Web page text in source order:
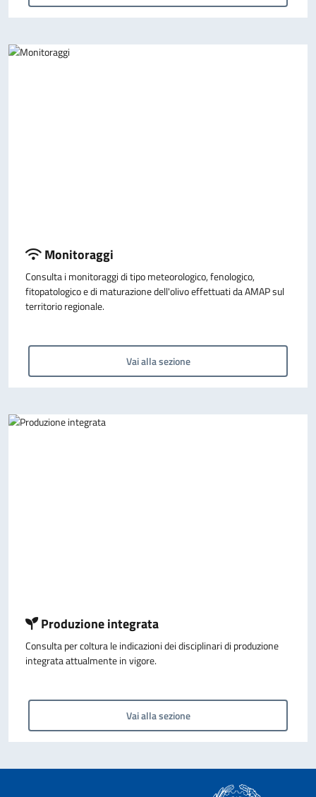
Monitoraggi
Consulta i monitoraggi di tipo meteorologico, fenologico,
fitopatologico e di maturazione dell'olivo effettuati da AMAP sul
territorio regionale.
Vai alla sezione
Produzione integrata
Consulta per coltura le indicazioni dei disciplinari di produzione
integrata attualmente in vigore.
Vai alla sezione